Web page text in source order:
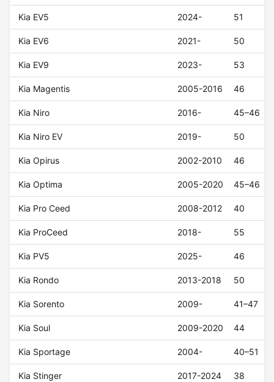
Kia EV5 2024- 51
Kia EV6 2021- 50
Kia EV9 2023- 53
Kia Magentis 2005-2016 46
Kia Niro 2016- 45–46
Kia Niro EV 2019- 50
Kia Opirus 2002-2010 46
Kia Optima 2005-2020 45–46
Kia Pro Ceed 2008-2012 40
Kia ProCeed 2018- 55
Kia PV5 2025- 46
Kia Rondo 2013-2018 50
Kia Sorento 2009- 41–47
Kia Soul 2009-2020 44
Kia Sportage 2004- 40–51
Kia Stinger 2017-2024 38